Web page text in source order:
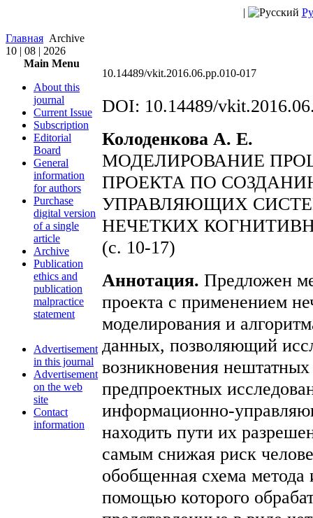
|
Главная Archive
10 | 08 | 2026
Main Menu
About this
journal
Current Issue
Subscription
Editorial
Board
General
information
for authors
Purchase
digital version
of a single
article
Archive
Publication
ethics and
publication
malpractice
statement
Advertisement
in this journal
Advertisement
on the web
site
Contact
information
10.14489/vkit.2016.06.pp.010-017
DOI: 10.14489/
Колоденкова А. Е.
МОДЕЛИРОВАНИЕ
ПРОЕКТА ПО
УПРАВЛЯЮЩИХ
НЕЧЕТКИХ
(c. 10-17)
Аннотация. Предложен
проекта с применением
моделирования и
данных, позволяющий
возникновения
предпроектных
информационно-
находить пути их
самым снижая риск
обобщенная схема
помощью которого